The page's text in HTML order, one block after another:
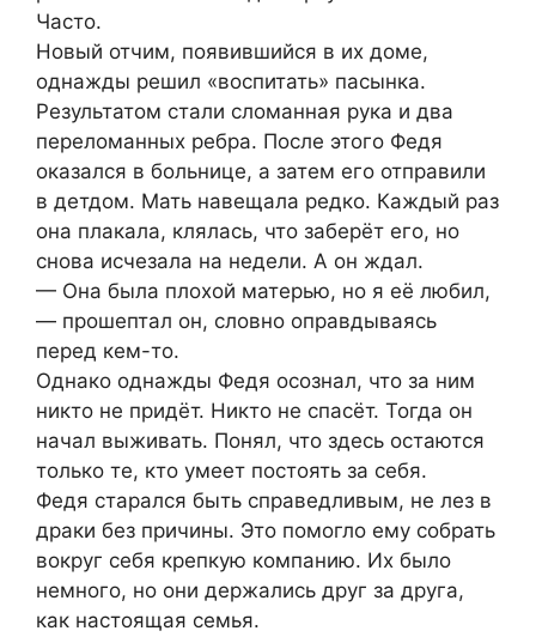
Часто.
Новый отчим, появившийся в их доме,
однажды решил «воспитать» пасынка.
Результатом стали сломанная рука и два
переломанных ребра. После этого Федя
оказался в больнице, а затем его отправили
в детдом. Мать навещала редко. Каждый раз
она плакала, клялась, что заберёт его, но
снова исчезала на недели. А он ждал.
— Она была плохой матерью, но я её любил,
— прошептал он, словно оправдываясь
перед кем-то.
Однако однажды Федя осознал, что за ним
никто не придёт. Никто не спасёт. Тогда он
начал выживать. Понял, что здесь остаются
только те, кто умеет постоять за себя.
Федя старался быть справедливым, не лез в
драки без причины. Это помогло ему собрать
вокруг себя крепкую компанию. Их было
немного, но они держались друг за друга,
как настоящая семья.